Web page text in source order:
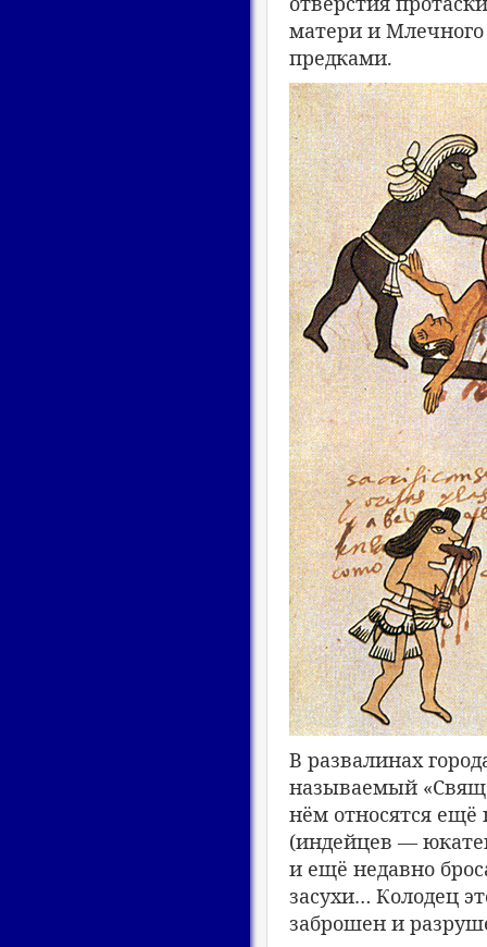
матери и
предками.
В развалинах
называемый
нём относятся ещё
(индейцев —
и ещё недавно
засухи… Колодец
заброшен и